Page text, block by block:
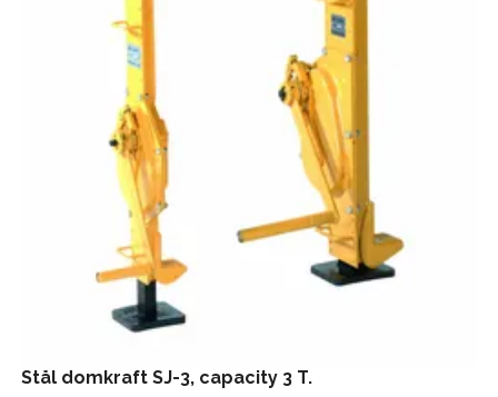
Stål domkraft SJ-3, capacity 3 T.